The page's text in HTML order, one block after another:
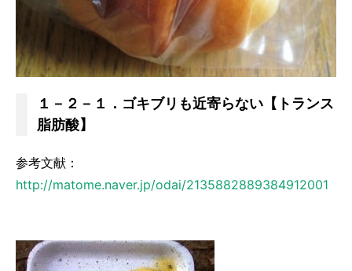
１－２－１．ゴキブリも近寄らない【トランス
脂肪酸】
参考文献：
http://matome.naver.jp/odai/2135882889384912001